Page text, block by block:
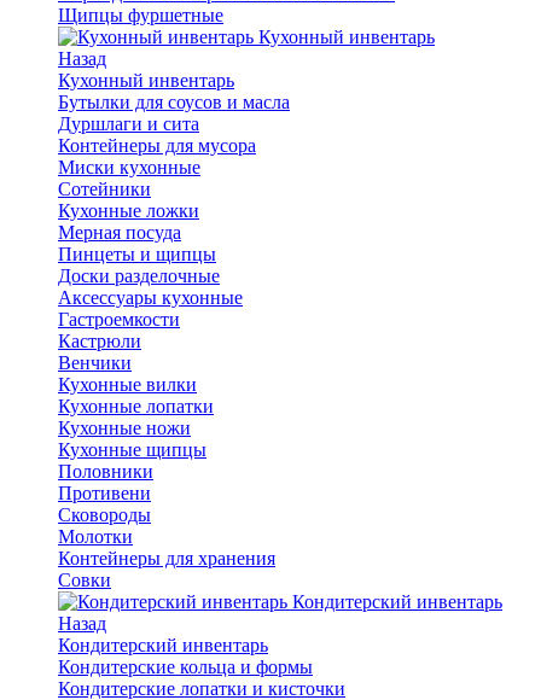
Щипцы фуршетные
Кухонный инвентарь
Назад
Кухонный инвентарь
Бутылки для соусов и масла
Дуршлаги и сита
Контейнеры для мусора
Миски кухонные
Сотейники
Кухонные ложки
Мерная посуда
Пинцеты и щипцы
Доски разделочные
Аксессуары кухонные
Гастроемкости
Кастрюли
Венчики
Кухонные вилки
Кухонные лопатки
Кухонные ножи
Кухонные щипцы
Половники
Противени
Сковороды
Молотки
Контейнеры для хранения
Совки
Кондитерский инвентарь
Назад
Кондитерский инвентарь
Кондитерские кольца и формы
Кондитерские лопатки и кисточки